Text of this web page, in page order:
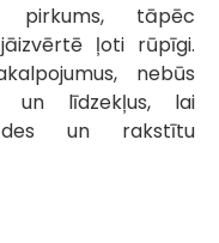
tāpēc
ļoti rūpīgi.
nebūs
un līdzekļus, lai
un rakstītu